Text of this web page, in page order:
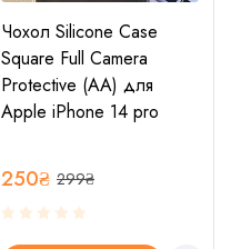
Чохол Silicone Case
Square Full Camera
Protective (AA) для
Apple iPhone 14 pro
299₴
250₴